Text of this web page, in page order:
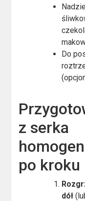
Do
z serka
po kroku
dół